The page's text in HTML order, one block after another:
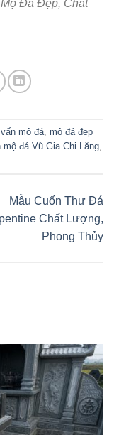
Đá Đẹp, Chất
mộ đá mộ đá đẹp
đá Vũ Gia Chi Lăng
Mẫu Cuốn Thư Đá
Chất Lượng,
Phong Thủy